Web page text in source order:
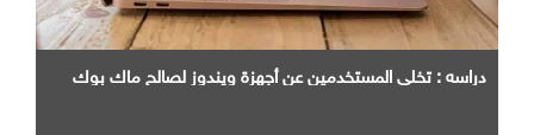
دراسه : تخلي المستخدمين عن أجهزة ويندوز لصالح ماك بوك